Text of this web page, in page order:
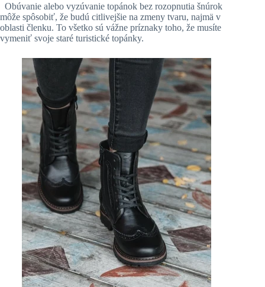
Obúvanie alebo vyzúvanie topánok bez rozopnutia šnúrok
môže spôsobiť, že budú citlivejšie na zmeny tvaru, najmä v
oblasti členku. To všetko sú vážne príznaky toho, že musíte
vymeniť svoje staré turistické topánky.